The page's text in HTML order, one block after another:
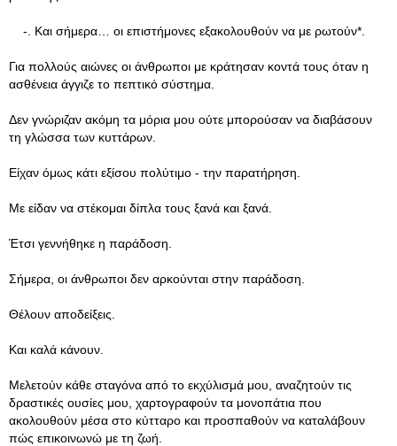
-. Και σήμερα… οι επιστήμονες εξακολουθούν να με ρωτούν*.
Για πολλούς αιώνες οι άνθρωποι με κράτησαν κοντά τους όταν η
ασθένεια άγγιζε το πεπτικό σύστημα.
Δεν γνώριζαν ακόμη τα μόρια μου ούτε μπορούσαν να διαβάσουν
τη γλώσσα των κυττάρων.
Είχαν όμως κάτι εξίσου πολύτιμο - την παρατήρηση.
Με είδαν να στέκομαι δίπλα τους ξανά και ξανά.
Έτσι γεννήθηκε η παράδοση.
Σήμερα, οι άνθρωποι δεν αρκούνται στην παράδοση.
Θέλουν αποδείξεις.
Και καλά κάνουν.
Μελετούν κάθε σταγόνα από το εκχύλισμά μου, αναζητούν τις
δραστικές ουσίες μου, χαρτογραφούν τα μονοπάτια που
ακολουθούν μέσα στο κύτταρο και προσπαθούν να καταλάβουν
πώς επικοινωνώ με τη ζωή.